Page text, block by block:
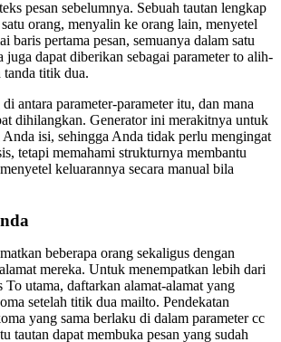
pesan sebelumnya. Sebuah tautan lengkap
orang, menyalin ke orang lain, menyetel
baris pertama pesan, semuanya dalam satu
juga dapat diberikan sebagai parameter to alih-
tanda titik dua.
antara parameter-parameter itu, dan mana
dihilangkan. Generator ini merakitnya untuk
isi, sehingga Anda tidak perlu mengingat
tetapi memahami strukturnya membantu
keluarannya secara manual bila
beberapa orang sekaligus dengan
mereka. Untuk menempatkan lebih dari
To utama, daftarkan alamat-alamat yang
setelah titik dua mailto. Pendekatan
yang sama berlaku di dalam parameter cc
tautan dapat membuka pesan yang sudah